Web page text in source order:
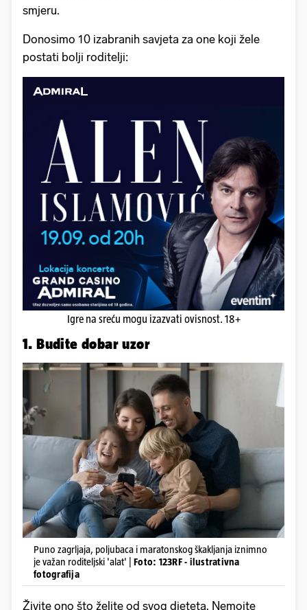
smjeru.
Donosimo 10 izabranih savjeta za one koji žele
postati bolji roditelji:
Igre na sreću mogu izazvati ovisnost. 18+
1. Budite dobar uzor
Puno zagrljaja, poljubaca i maratonskog škakljanja iznimno
je važan roditeljski 'alat' | Foto: 123RF - ilustrativna
fotografija
Živite ono što želite od svog djeteta. Nemojte